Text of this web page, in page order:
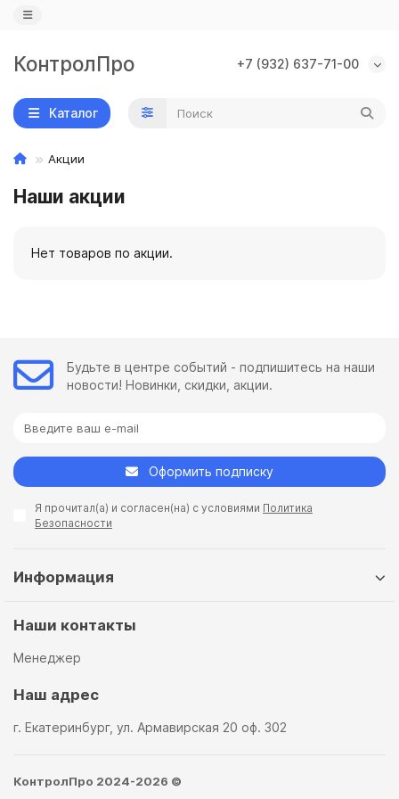
КонтролПро +7 (932) 637-71-00
Назад
IP камеры
Wi-Fi камеры
IP видеорегистраторы
AHD камеры
Назад
PoE коммутаторы
PoE оборудование
Назад
Замки
Доводчики
Кодовые клавиатуры
Контроллеры, считыватели, кнопки
Каталог
Акции
Наши акции
Нет товаров по акции.
Будьте в центре событий - подпишитесь на наши
новости! Новинки, скидки, акции.
Оформить подписку
Я прочитал(а) и согласен(на) с условиями Политика
Безопасности
Информация
Наши контакты
Менеджер
Наш адрес
г. Екатеринбург, ул. Армавирская 20 оф. 302
КонтролПро 2024-2026 ©